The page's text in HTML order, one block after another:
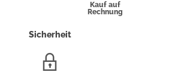
Kauf auf
Rechnung
Sicherheit